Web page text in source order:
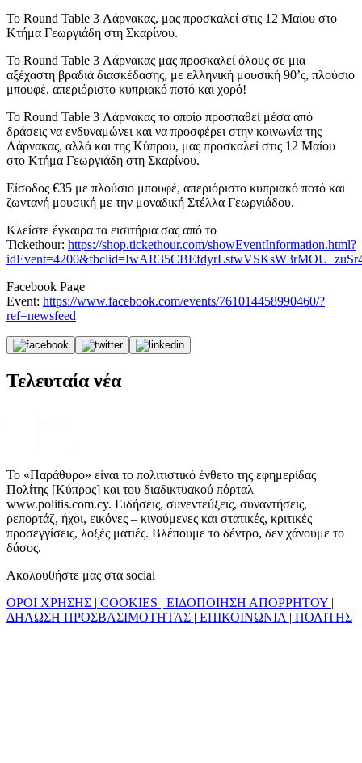
Το Round Table 3 Λάρνακας, μας προσκαλεί στις 12 Μαίου στο
Κτήμα Γεωργιάδη στη Σκαρίνου.
Το Round Table 3 Λάρνακας μας προσκαλεί όλους σε μια
αξέχαστη βραδιά διασκέδασης, με ελληνική μουσική 90’ς, πλούσιο
μπουφέ, απεριόριστο κυπριακό ποτό και χορό!
Το Round Table 3 Λάρνακας το οποίο προσπαθεί μέσα από
δράσεις να ενδυναμώνει και να προσφέρει στην κοινωνία της
Λάρνακας, αλλά και της Κύπρου, μας προσκαλεί στις 12 Μαίου
στο Κτήμα Γεωργιάδη στη Σκαρίνου.
Είσοδος €35 με πλούσιο μπουφέ, απεριόριστο κυπριακό ποτό και
ζωντανή μουσική με την μοναδική Στέλλα Γεωργιάδου.
Κλείστε έγκαιρα τα εισιτήρια σας από το
Tickethour: https://shop.tickethour.com/showEventInformation.html?
Facebook Page
Event: https://www.facebook.com/events/761014458990460/?
ref=newsfeed
Τελευταία νέα
Το «Παράθυρο» είναι το πολιτιστικό ένθετο της εφημερίδας
Πολίτης [Κύπρος] και του διαδικτυακού πόρταλ
www.politis.com.cy. Ειδήσεις, συνεντεύξεις, συναντήσεις,
ρεπορτάζ, ήχοι, εικόνες – κινούμενες και στατικές, κριτικές
προσεγγίσεις, λοξές ματιές. Βλέπουμε το δέντρο, δεν χάνουμε το
δάσος.
Ακολουθήστε μας στα social
ΟΡΟΙ ΧΡΗΣΗΣ | COOKIES | ΕΙΔΟΠΟΙΗΣΗ ΑΠΟΡΡΗΤΟΥ |
ΔΗΛΩΣΗ ΠΡΟΣΒΑΣΙΜΟΤΗΤΑΣ | ΕΠΙΚΟΙΝΩΝΙΑ | ΠΟΛΙΤΗΣ